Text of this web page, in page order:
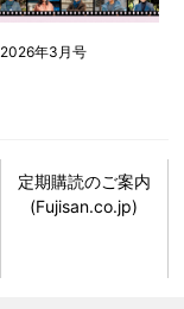
2026年3月号
定期購読のご案内
(Fujisan.co.jp)